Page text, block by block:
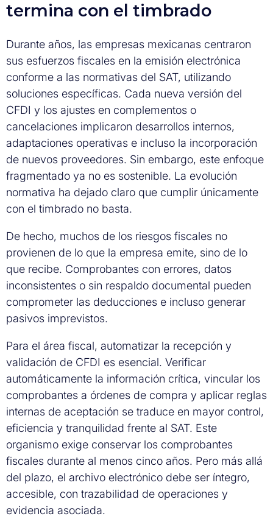
termina con el timbrado
Durante años, las empresas mexicanas centraron
sus esfuerzos fiscales en la emisión electrónica
conforme a las normativas del SAT, utilizando
soluciones específicas. Cada nueva versión del
CFDI y los ajustes en complementos o
cancelaciones implicaron desarrollos internos,
adaptaciones operativas e incluso la incorporación
de nuevos proveedores. Sin embargo, este enfoque
fragmentado ya no es sostenible. La evolución
normativa ha dejado claro que cumplir únicamente
con el timbrado no basta.
De hecho, muchos de los riesgos fiscales no
provienen de lo que la empresa emite, sino de lo
que recibe. Comprobantes con errores, datos
inconsistentes o sin respaldo documental pueden
comprometer las deducciones e incluso generar
pasivos imprevistos.
Para el área fiscal, automatizar la recepción y
validación de CFDI es esencial. Verificar
automáticamente la información crítica, vincular los
comprobantes a órdenes de compra y aplicar reglas
internas de aceptación se traduce en mayor control,
eficiencia y tranquilidad frente al SAT. Este
organismo exige conservar los comprobantes
fiscales durante al menos cinco años. Pero más allá
del plazo, el archivo electrónico debe ser íntegro,
accesible, con trazabilidad de operaciones y
evidencia asociada.